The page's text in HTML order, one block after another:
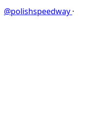
@polishspeedway ·